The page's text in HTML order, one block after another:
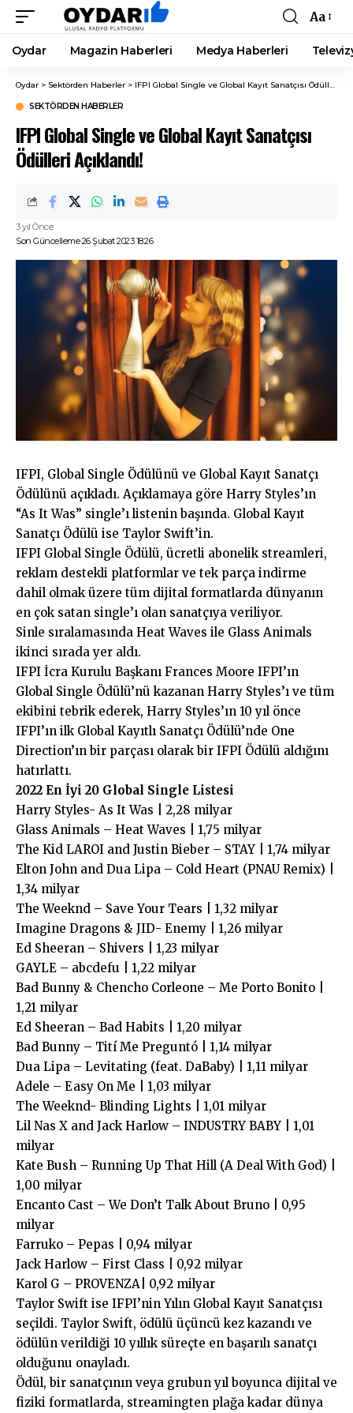
Font
Resizer
Aa
Oydar Magazin Haberleri Medya Haberleri
Oydar > Sektörden Haberler > IFPI Global Single ve Global Kayıt Sanatçısı Ödülleri Açıklandı!
SEKTÖRDEN HABERLER
IFPI Global Single ve Global Kayıt Sanatçısı
Ödülleri Açıklandı!
Son Güncelleme 26 Şubat 2023 18:26
3 yıl Önce
IFPI, Global Single Ödülünü ve Global Kayıt Sanatçı
Ödülünü açıkladı. Açıklamaya göre Harry Styles’ın
“As It Was” single’ı listenin başında. Global Kayıt
Sanatçı Ödülü ise Taylor Swift’in.
IFPI Global Single Ödülü, ücretli abonelik streamleri,
reklam destekli platformlar ve tek parça indirme
dahil olmak üzere tüm dijital formatlarda dünyanın
en çok satan single’ı olan sanatçıya veriliyor.
Sinle sıralamasında Heat Waves ile Glass Animals
ikinci sırada yer aldı.
IFPI İcra Kurulu Başkanı Frances Moore IFPI’ın
Global Single Ödülü’nü kazanan Harry Styles’ı ve tüm
ekibini tebrik ederek, Harry Styles’ın 10 yıl önce
IFPI’ın ilk Global Kayıtlı Sanatçı Ödülü’nde One
Direction’ın bir parçası olarak bir IFPI Ödülü aldığını
hatırlattı.
2022 En İyi 20 Global Single Listesi
Harry Styles- As It Was | 2,28 milyar
Glass Animals – Heat Waves | 1,75 milyar
The Kid LAROI and Justin Bieber – STAY | 1,74 milyar
Elton John and Dua Lipa – Cold Heart (PNAU Remix) |
1,34 milyar
The Weeknd – Save Your Tears | 1,32 milyar
Imagine Dragons & JID- Enemy | 1,26 milyar
Ed Sheeran – Shivers | 1,23 milyar
GAYLE – abcdefu | 1,22 milyar
Bad Bunny & Chencho Corleone – Me Porto Bonito |
1,21 milyar
Ed Sheeran – Bad Habits | 1,20 milyar
Bad Bunny – Tití Me Preguntó | 1,14 milyar
Dua Lipa – Levitating (feat. DaBaby) | 1,11 milyar
Adele – Easy On Me | 1,03 milyar
The Weeknd- Blinding Lights | 1,01 milyar
Lil Nas X and Jack Harlow – INDUSTRY BABY | 1,01
milyar
Kate Bush – Running Up That Hill (A Deal With God) |
1,00 milyar
Encanto Cast – We Don’t Talk About Bruno | 0,95
milyar
Farruko – Pepas | 0,94 milyar
Jack Harlow – First Class | 0,92 milyar
Karol G – PROVENZA| 0,92 milyar
Taylor Swift ise IFPI’nin Yılın Global Kayıt Sanatçısı
seçildi. Taylor Swift, ödülü üçüncü kez kazandı ve
ödülün verildiği 10 yıllık süreçte en başarılı sanatçı
olduğunu onayladı.
Ödül, bir sanatçının veya grubun yıl boyunca dijital ve
fiziki formatlarda, streamingten plağa kadar dünya